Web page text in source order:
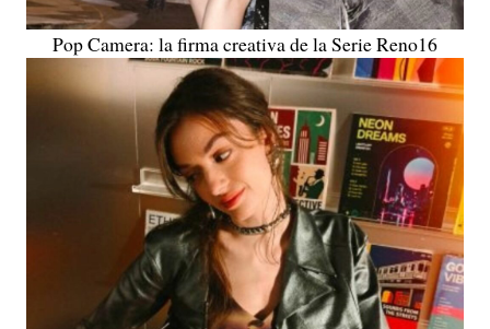
Pop Camera: la firma creativa de la Serie Reno16